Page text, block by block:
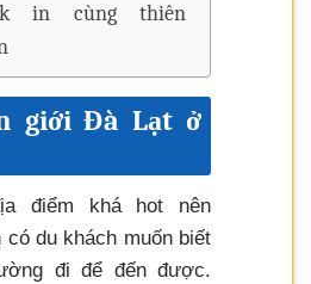
in cùng thiên
giới Đà Lạt ở
điểm khá hot nên
du khách muốn biết
đi để đến được.